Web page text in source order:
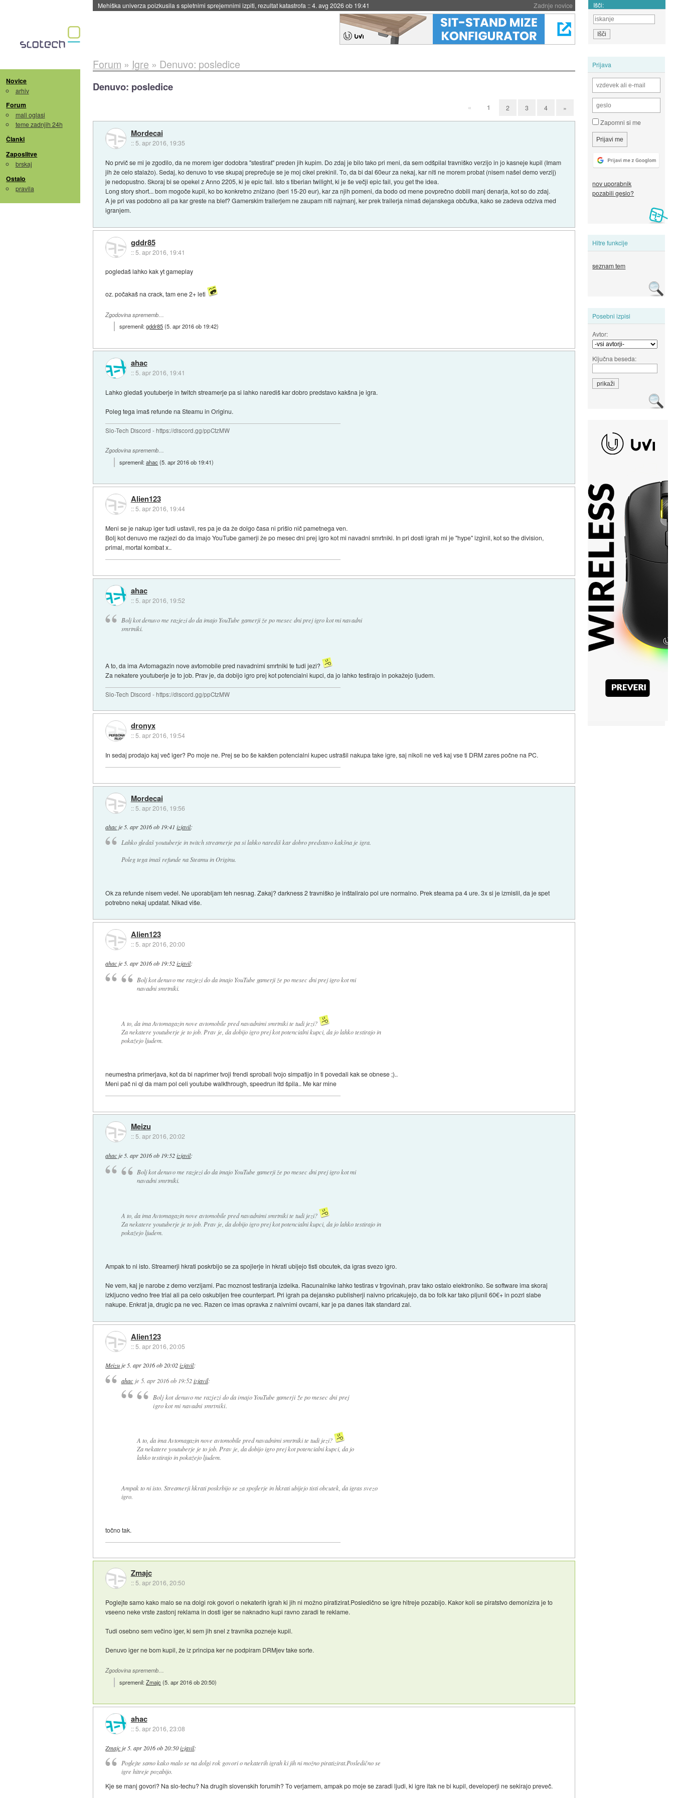
Zadnje novice
Evropska vesoljska agencija razvija svojo raketo za večkratno uporabo::4. avg 2026 ob 19:41 Išči:
Novice
arhiv
Forum
mali oglasi
teme zadnjih 24h
Članki
Zaposlitve
brskaj
Ostalo
pravila
Prijava
Zapomni si me
nov uporabnik
pozabili geslo?
Hitre funkcije
seznam tem
Posebni izpisi
Avtor:
Ključna beseda:
Forum » Igre » Denuvo: posledice
Denuvo: posledice
« 1 2 3 4 »
Mordecai
:: 5. apr 2016, 19:35
No prvič se mi je zgodilo, da ne morem iger dodobra "stestirat" preden jih kupim. Do zdaj je bilo tako pri meni, da sem odšpilal travniško verzijo in jo kasneje kupil (Imam
jih že celo stalažo). Sedaj, ko denuvo to vse skupaj preprečuje se je moj cikel prekinil. To, da bi dal 60eur za nekaj, kar niti ne morem probat (nisem našel demo verzij)
je nedopustno. Skoraj bi se opekel z Anno 2205, ki je epic fail. Isto s tiberian twilight, ki je še večji epic fail, you get the idea.
Long story short... bom mogoče kupil, ko bo konkretno znižano (beri 15-20 eur), kar za njih pomeni, da bodo od mene povprečno dobili manj denarja, kot so do zdaj.
A je pri vas podobno ali pa kar greste na blef? Gamerskim trailerjem ne zaupam niti najmanj, ker prek trailerja nimaš dejanskega občutka, kako se zadeva odziva med
igranjem.
gddr85
::5. apr 2016, 19:41
pogledaš lahko kak yt gameplay
oz. počakaš na crack, tam ene 2+ leti
Zgodovina sprememb…
spremenil:gddr85(5. apr 2016 ob 19:42)
ahac
:: 5. apr 2016, 19:41
Lahko gledaš youtuberje in twitch streamerje pa si lahko narediš kar dobro predstavo kakšna je igra.
Poleg tega imaš refunde na Steamu in Originu.
Slo-Tech Discord - https://discord.gg/ppCtzMW
Zgodovina sprememb…
spremenil:ahac (5. apr 2016 ob 19:41)
Alien123
::5. apr 2016, 19:44
Meni se je nakup iger tudi ustavil, res pa je da že dolgo časa ni prišlo nič pametnega ven.
Bolj kot denuvo me razjezi do da imajo YouTube gamerji že po mesec dni prej igro kot mi navadni smrtniki. In pri dosti igrah mi je "hype" izginil, kot so the division,
primal, mortal kombat x..
ahac
:: 5. apr 2016, 19:52
Bolj kot denuvo me razjezi do da imajo YouTube gamerji že po mesec dni prej igro kot mi navadni
smrtniki.
A to, da ima Avtomagazin nove avtomobile pred navadnimi smrtniki te tudi jezi?
Za nekatere youtuberje je to job. Prav je, da dobijo igro prej kot potencialni kupci, da jo lahko testirajo in pokažejo ljudem.
Slo-Tech Discord - https://discord.gg/ppCtzMW
dronyx
::5. apr 2016, 19:54
In sedaj prodajo kaj več iger? Po moje ne. Prej se bo še kakšen potencialni kupec ustrašil nakupa take igre, saj nikoli ne veš kaj vse ti DRM zares počne na PC.
Mordecai
:: 5. apr 2016, 19:56
ahacje5. apr 2016 ob 19:41 izjavil:
Lahko gledaš youtuberje in twitch streamerje pa si lahko narediš kar dobro predstavo kakšna je igra.
Poleg tega imaš refunde na Steamu in Originu.
Ok za refunde nisem vedel. Ne uporabljam teh nesnag. Zakaj? darkness 2 travniško je inštaliralo pol ure normalno. Prek steama pa 4 ure. 3x si je izmislil, da je spet
potrebno nekaj updatat. Nikad više.
Alien123
::5. apr 2016, 20:00
ahac je 5. apr 2016 ob 19:52 izjavil:
Bolj kot denuvo me razjezi do da imajo YouTube gamerji že po mesec dni prej igro kot mi
navadni smrtniki.
A to, da ima Avtomagazin nove avtomobile pred navadnimi smrtniki te tudi jezi?
Za nekatere youtuberje je to job. Prav je, da dobijo igro prej kot potencialni kupci, da jo lahko testirajo in
pokažejo ljudem.
neumestna primerjava, kot da bi naprimer tvoji frendi sprobali tvojo simpatijo in ti povedali kak se obnese ;)..
Meni pač ni ql da mam pol celi youtube walkthrough, speedrun itd špila.. Me kar mine
Meizu
:: 5. apr 2016, 20:02
ahac je 5. apr 2016 ob 19:52 izjavil:
Bolj kot denuvo me razjezi do da imajo YouTube gamerji že po mesec dni prej igro kot mi
navadni smrtniki.
A to, da ima Avtomagazin nove avtomobile pred navadnimi smrtniki te tudi jezi?
Za nekatere youtuberje je to job. Prav je, da dobijo igro prej kot potencialni kupci, da jo lahko testirajo in
pokažejo ljudem.
Ampak to ni isto. Streamerji hkrati poskrbijo se za spojlerje in hkrati ubijejo tisti obcutek, da igras svezo igro.
Ne vem, kaj je narobe z demo verzijami. Pac moznost testiranja izdelka. Racunalnike lahko testiras v trgovinah, prav tako ostalo elektroniko. Se software ima skoraj
izkljucno vedno free trial ali pa celo oskubljen free counterpart. Pri igrah pa dejansko publisherji naivno pricakujejo, da bo folk kar tako pljunil 60€+ in pozrl slabe
nakupe. Enkrat ja, drugic pa ne vec. Razen ce imas opravka z naivnimi ovcami, kar je pa danes itak standard zal.
Alien123
::5. apr 2016, 20:05
Meizuje5. apr 2016 ob 20:02 izjavil:
ahac je 5. apr 2016 ob 19:52 izjavil:
Bolj kot denuvo me razjezi do da imajo YouTube gamerji že po mesec dni prej
igro kot mi navadni smrtniki.
A to, da ima Avtomagazin nove avtomobile pred navadnimi smrtniki te tudi jezi?
Za nekatere youtuberje je to job. Prav je, da dobijo igro prej kot potencialni kupci, da jo
lahko testirajo in pokažejo ljudem.
Ampak to ni isto. Streamerji hkrati poskrbijo se za spojlerje in hkrati ubijejo tisti obcutek, da igras svezo
igro.
točno tak.
Zmajc
:: 5. apr 2016, 20:50
Poglejte samo kako malo se na dolgi rok govori o nekaterih igrah ki jih ni možno piratizirat.Posledično se igre hitreje pozabijo. Kakor koli se piratstvo demonizira je to
vseeno neke vrste zastonj reklama in dosti iger se naknadno kupi ravno zaradi te reklame.
Tudi osebno sem večino iger, ki sem jih snel z travnika pozneje kupil.
Denuvo iger ne bom kupil, že iz principa ker ne podpiram DRMjev take sorte.
Zgodovina sprememb…
spremenil:Zmajc (5. apr 2016 ob 20:50)
ahac
::5. apr 2016, 23:08
Zmajc je 5. apr 2016 ob 20:50 izjavil:
Poglejte samo kako malo se na dolgi rok govori o nekaterih igrah ki jih ni možno piratizirat.Posledično se
igre hitreje pozabijo.
Kje se manj govori? Na slo-techu? Na drugih slovenskih forumih? To verjamem, ampak po moje se zaradi ljudi, ki igre itak ne bi kupil, developerji ne sekirajo preveč.